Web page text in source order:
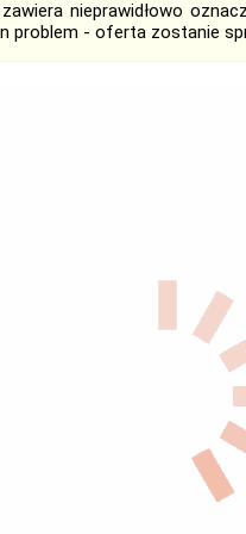
nieprawidłowo
problem - oferta zostanie